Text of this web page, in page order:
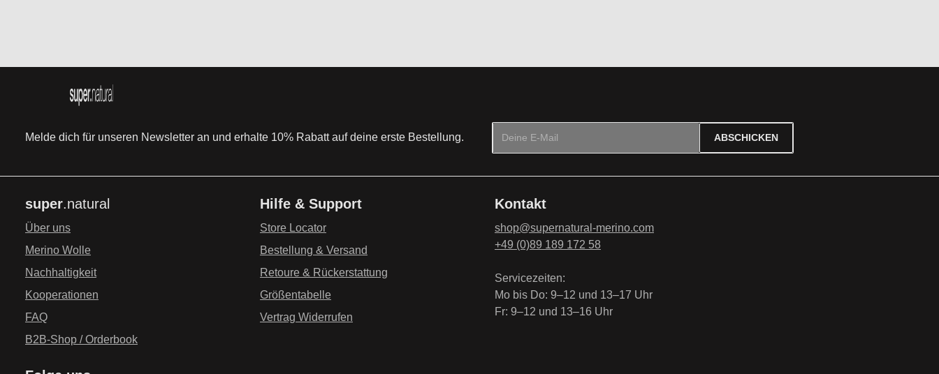
Melde dich für unseren Newsletter an und erhalte 10% Rabatt auf deine erste Bestellung. ABSCHICKEN
genommen und die
einverstanden.*
Die mit einem Stern (*) markierten Felder sind Pflichtfelder.
super.natural
Über uns
Merino Wolle
Nachhaltigkeit
Kooperationen
FAQ
B2B-Shop / Orderbook
Hilfe & Support
Store Locator
Bestellung & Versand
Retoure & Rückerstattung
Größentabelle
Vertrag Widerrufen
Kontakt
shop@supernatural-merino.com
+49 (0)89 189 172 58
Servicezeiten:
Mo bis Do: 9–12 und 13–17 Uhr
Fr: 9–12 und 13–16 Uhr